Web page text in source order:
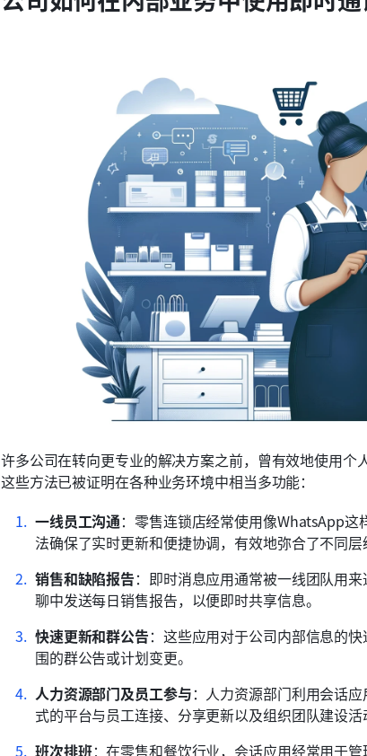
许多公司在转向更专业的解决方案之前，曾有效地使用
这些方法已被证明在各种业务环境中相当多功能：
一线员工沟通：零售连锁店经常使用像WhatsApp
法确保了实时更新和便捷协调，有效地弥合了不同
销售和缺陷报告：即时消息应用通常被一线团队用
聊中发送每日销售报告，以便即时共享信息。
快速更新和群公告：这些应用对于公司内部信息的
围的群公告或计划变更。
人力资源部门及员工参与：人力资源部门利用会话
式的平台与员工连接、分享更新以及组织团队建设活
班次排班：在零售和餐饮行业，会话应用经常用于